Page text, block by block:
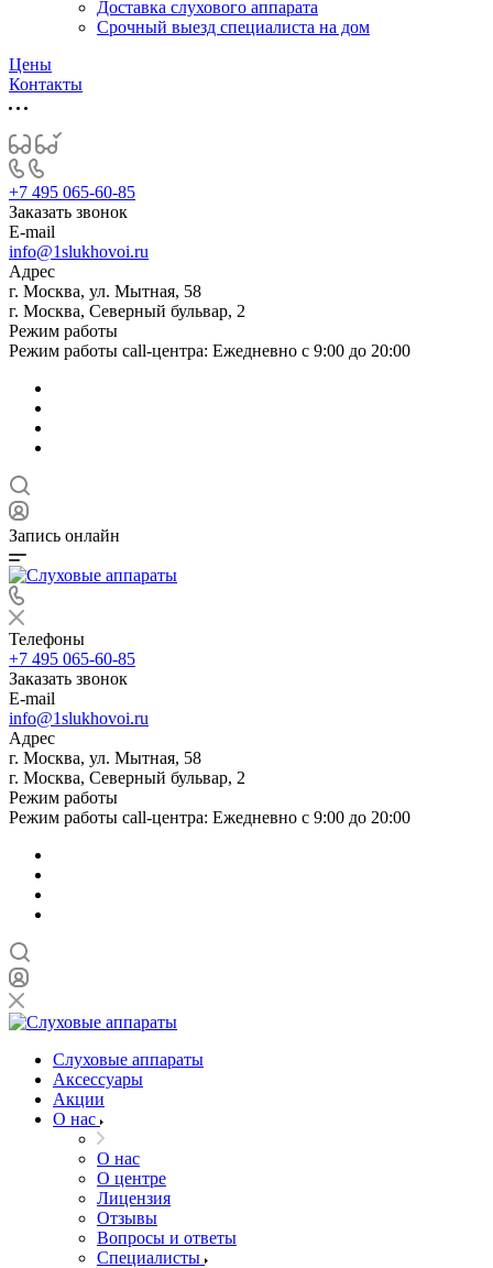
Доставка слухового аппарата
Срочный выезд специалиста на дом
Цены
Контакты
+7 495 065-60-85
Заказать звонок
E-mail
info@1slukhovoi.ru
Адрес
г. Москва, ул. Мытная, 58
г. Москва, Северный бульвар, 2
Режим работы
Режим работы call-центра: Ежедневно с 9:00 до 20:00
Запись онлайн
Телефоны
+7 495 065-60-85
Заказать звонок
E-mail
info@1slukhovoi.ru
Адрес
г. Москва, ул. Мытная, 58
г. Москва, Северный бульвар, 2
Режим работы
Режим работы call-центра: Ежедневно с 9:00 до 20:00
Слуховые аппараты
Аксессуары
Акции
О нас
О нас
О центре
Лицензия
Отзывы
Вопросы и ответы
Специалисты